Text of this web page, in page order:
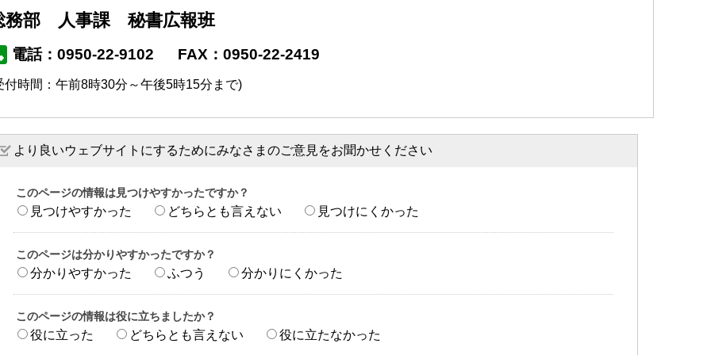
務部 人事課 秘書広報班
電話：0950-22-9102 FAX：0950-22-2419
付時間：午前8時30分～午後5時15分まで)
より良いウェブサイトにするためにみなさまのご意見をお聞かせください
このページの情報は見つけやすかったですか？
見つけやすかった どちらとも言えない 見つけにくかった
このページは分かりやすかったですか？
分かりやすかった ふつう 分かりにくかった
このページの情報は役に立ちましたか？
役に立った どちらとも言えない 役に立たなかった